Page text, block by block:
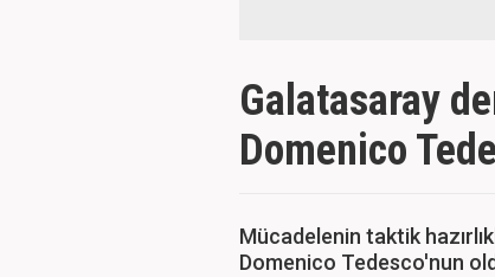
Galatasaray
Domenico
Mücadelenin taktik
Domenico Tedesco'nun